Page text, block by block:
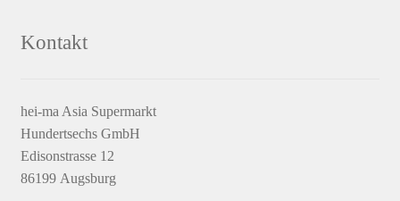
Kontakt
hei-ma Asia Supermarkt
Hundertsechs GmbH
Edisonstrasse 12
86199 Augsburg